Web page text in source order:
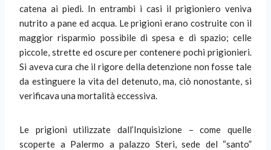
catena ai piedi. In entrambi i casi il prigioniero veniva
nutrito a pane ed acqua. Le prigioni erano costruite con il
maggior risparmio possibile di spesa e di spazio; celle
piccole, strette ed oscure per contenere pochi prigionieri.
Si aveva cura che il rigore della detenzione non fosse tale
da estinguere la vita del detenuto, ma, ciò nonostante, si
verificava una mortalità eccessiva.
Le prigioni utilizzate dall’Inquisizione – come quelle
scoperte a Palermo a palazzo Steri, sede del “santo”